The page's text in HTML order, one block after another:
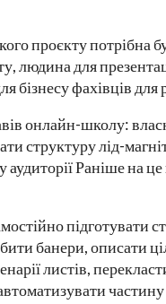
проєкту потрібна
людина для
бізнесу фахівців для
онлайн-школу:
структуру лід-
аудиторії Раніше
підготувати
банери, описати
листів,
частину